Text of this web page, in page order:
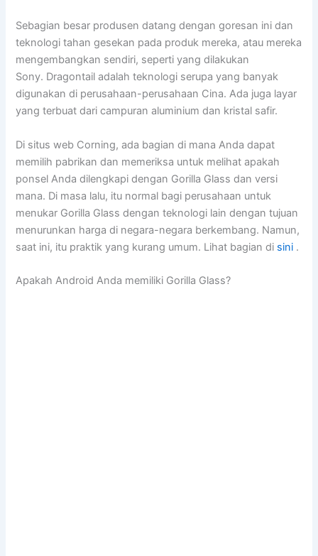
Sebagian besar produsen datang dengan goresan ini dan
teknologi tahan gesekan pada produk mereka, atau mereka
mengembangkan sendiri, seperti yang dilakukan
Sony. Dragontail adalah teknologi serupa yang banyak
digunakan di perusahaan-perusahaan Cina. Ada juga layar
yang terbuat dari campuran aluminium dan kristal safir.
Di situs web Corning, ada bagian di mana Anda dapat
memilih pabrikan dan memeriksa untuk melihat apakah
ponsel Anda dilengkapi dengan Gorilla Glass dan versi
mana. Di masa lalu, itu normal bagi perusahaan untuk
menukar Gorilla Glass dengan teknologi lain dengan tujuan
menurunkan harga di negara-negara berkembang. Namun,
saat ini, itu praktik yang kurang umum. Lihat bagian di sini .
Apakah Android Anda memiliki Gorilla Glass?